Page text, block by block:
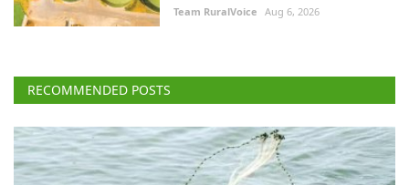
Team RuralVoice Aug 6, 2026
RECOMMENDED POSTS